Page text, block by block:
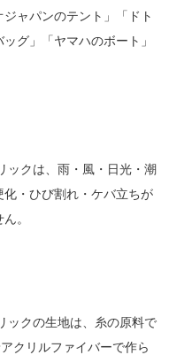
ャパンのテント」「ドト
グ」「ヤマハのボート」
クは、雨・風・日光・潮
・ひび割れ・ケバ立ちが
。
クの生地は、糸の原料で
クリルファイバーで作ら